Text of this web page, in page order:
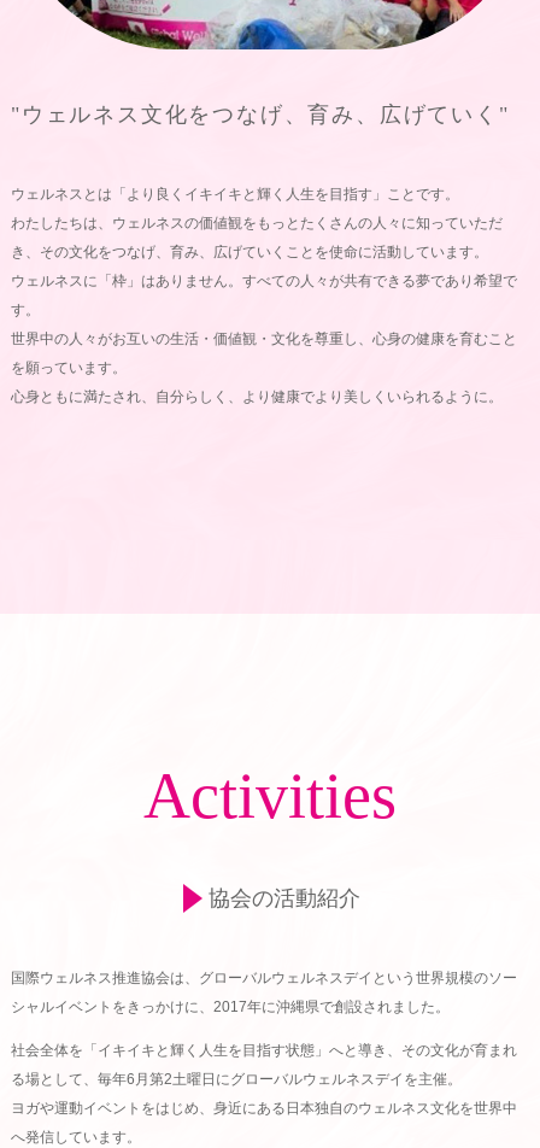
"ウェルネス文化をつなげ、育み、広げていく"
ウェルネスとは「より良くイキイキと輝く人生を目指す」ことです。
わたしたちは、ウェルネスの価値観をもっとたくさんの人々に知っていただ
き、その文化をつなげ、育み、広げていくことを使命に活動しています。
ウェルネスに「枠」はありません。すべての人々が共有できる夢であり希望で
す。
世界中の人々がお互いの生活・価値観・文化を尊重し、心身の健康を育むこと
を願っています。
心身ともに満たされ、自分らしく、より健康でより美しくいられるように。
Activities
協会の活動紹介
国際ウェルネス推進協会は、グローバルウェルネスデイという世界規模のソー
シャルイベントをきっかけに、2017年に沖縄県で創設されました。
社会全体を「イキイキと輝く人生を目指す状態」へと導き、その文化が育まれ
る場として、毎年6月第2土曜日にグローバルウェルネスデイを主催。
ヨガや運動イベントをはじめ、身近にある日本独自のウェルネス文化を世界中
へ発信しています。